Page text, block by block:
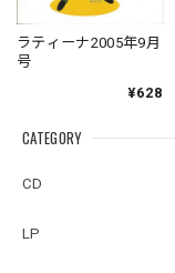
CATEGORY
CD
LP
ラティーナ2005年9月
号
¥628